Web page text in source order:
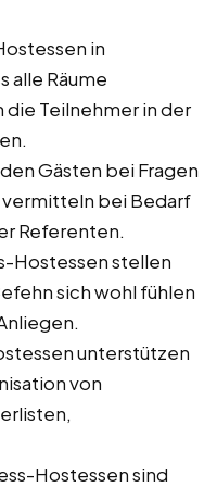
in
alle Räume
die Teilnehmer in der
Gästen bei Fragen
vermitteln bei Bedarf
Referenten.
Hostessen stellen
sich wohl fühlen
unterstützen
von
Hostessen sind